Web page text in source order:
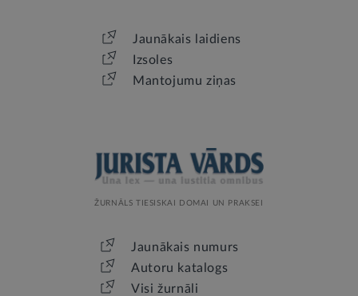
Jaunākais laidiens
Izsoles
Mantojumu ziņas
ŽURNĀLS TIESISKAI DOMAI UN PRAKSEI
Jaunākais numurs
Autoru katalogs
Visi žurnāli